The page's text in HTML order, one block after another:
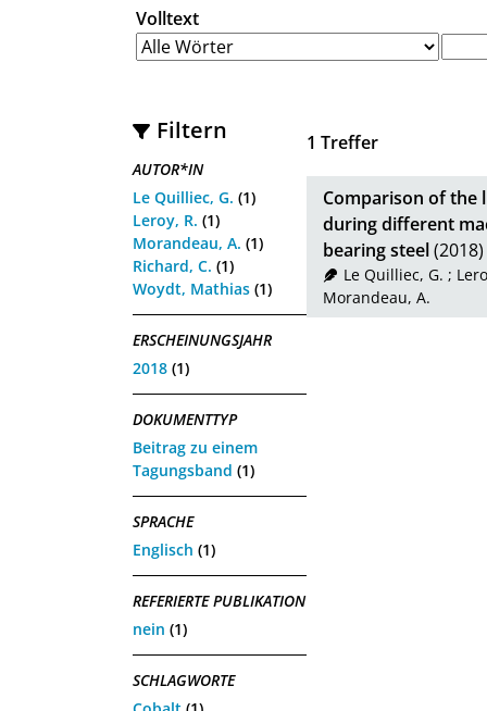
Volltext
Filtern
AUTOR*IN
Le Quilliec, G. (1)
Leroy, R. (1)
Morandeau, A. (1)
Richard, C. (1)
Woydt, Mathias (1)
ERSCHEINUNGSJAHR
2018 (1)
DOKUMENTTYP
Beitrag zu einem
Tagungsband (1)
SPRACHE
Englisch (1)
REFERIERTE PUBLIKATION
nein (1)
SCHLAGWORTE
1 Treffer
Comparison of the
during different
bearing steel(2018)
Le Quilliec, G. ;
Morandeau, A.